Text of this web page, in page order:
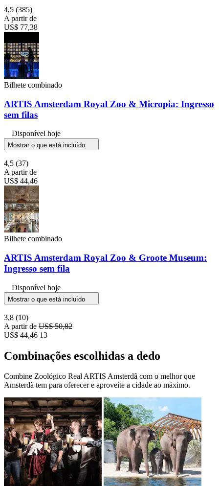
4,5 (385)
A partir de
US$ 77,38
Bilhete combinado
ARTIS Amsterdam Royal Zoo & Micropia: Ingresso
sem filas
Disponível hoje
Mostrar o que está incluído
4,5 (37)
A partir de
US$ 44,46
Bilhete combinado
ARTIS Amsterdam Royal Zoo & Groote Museum:
Ingresso sem fila
Disponível hoje
Mostrar o que está incluído
3,8 (10)
A partir de US$ 50,82
US$ 44,46 13
Combinações escolhidas a dedo
Combine Zoológico Real ARTIS Amsterdã com o melhor que
Amsterdã tem para oferecer e aproveite a cidade ao máximo.